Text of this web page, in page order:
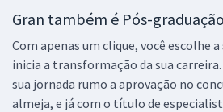
Gran também é Pós-graduação
Com apenas um clique, você escolhe
inicia a transformação da sua
sua jornada rumo a aprovação no
almeja, e já com o título de